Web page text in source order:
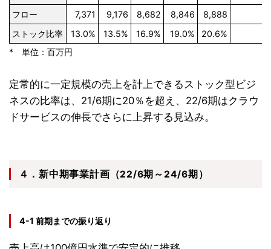
フロー
7,371 9,176 8,682 8,846 8,888
ストック比率
13.0% 13.5% 16.9% 19.0% 20.6%
* 単位：百万円
定常的に一定規模の売上を計上できるストック型ビジ
ネスの比率は、21/6期に20％を超え、22/6期はクラウ
ドサービスの伸長でさらに上昇する見込み。
４．新中期事業計画（22/6期～24/6期）
4-1 前期までの振り返り